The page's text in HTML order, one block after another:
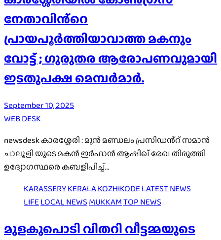
നേതാവിൻ്റെ
പ്രായപൂർത്തിയാവാത്ത മകനും
വോട്ട് ; ഗുരുതര ആരോപണവുമായി
ഇടതുപക്ഷ മെമ്പർമാർ.
September 10, 2025
WEB DESK
newsdesk കാരശ്ശേരി : മുൻ മണ്ഡലം പ്രസിഡൻ്റ് സമാൻ
ചാലൂളി യുടെ മകൻ ഇർഫാൻ ആഷിഖ് രേഖ തിരുത്തി
ഉദ്യോഗസ്ഥരെ കബളിപിച്ച്…
KARASSERYKERALAKOZHIKODELATEST NEWS
LIFELOCAL NEWSMUKKAMTOP NEWS
മുളകുപൊടി വിതറി വീട്ടമ്മയുടെ